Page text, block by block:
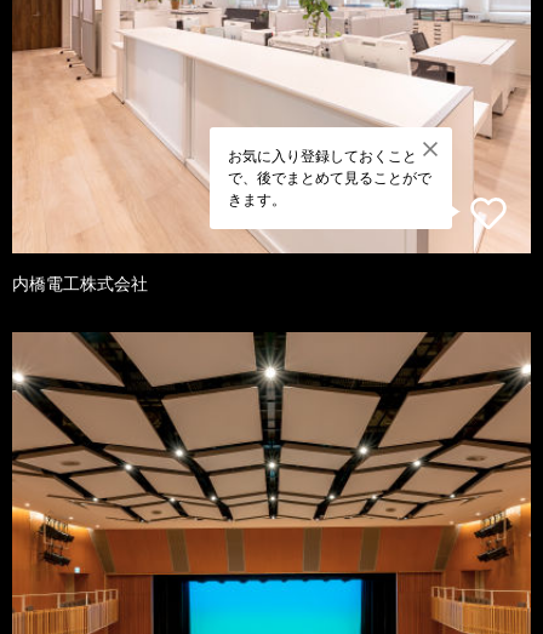
お気に入り登録しておくこと
で、後でまとめて見ることがで
きます。
内橋電工株式会社